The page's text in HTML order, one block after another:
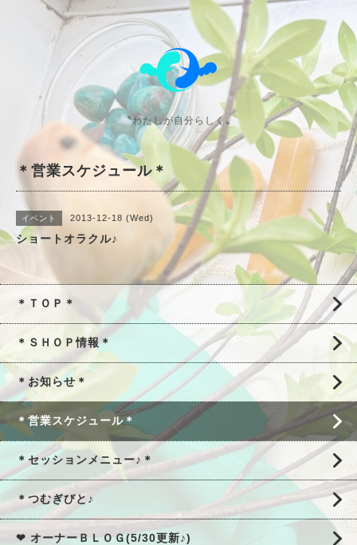
〝わたしが自分らしく〟
＊営業スケジュール＊
イベント 2013-12-18 (Wed)
ショートオラクル♪
＊ＴＯＰ＊
＊ＳＨＯＰ情報＊
＊お知らせ＊
＊営業スケジュール＊
＊セッションメニュー♪＊
＊つむぎびと♪
❤ オーナーＢＬＯＧ(5/30更新♪)